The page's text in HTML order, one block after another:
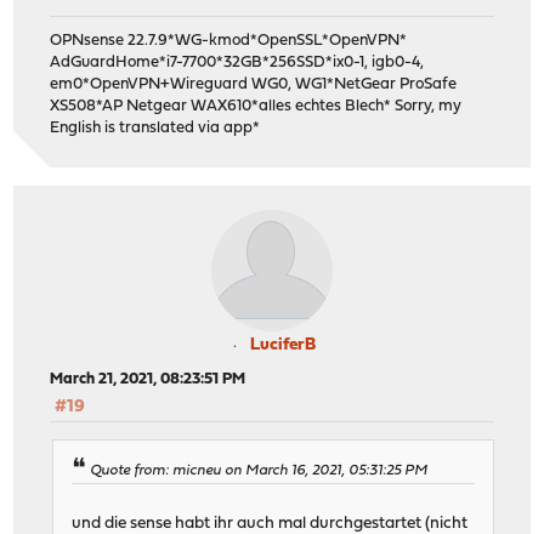
OPNsense 22.7.9*WG-kmod*OpenSSL*OpenVPN*
AdGuardHome*i7-7700*32GB*256SSD*ix0-1, igb0-4,
em0*OpenVPN+Wireguard WG0, WG1*NetGear ProSafe
XS508*AP Netgear WAX610*alles echtes Blech* Sorry, my
English is translated via app*
LuciferB
March 21, 2021, 08:23:51 PM
#19
Quote from: micneu on March 16, 2021, 05:31:25 PM
und die sense habt ihr auch mal durchgestartet (nicht